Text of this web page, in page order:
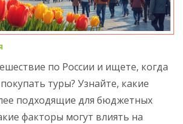
по России и ищете, когда
туры? Узнайте, какие
подходящие для бюджетных
факторы могут влиять на